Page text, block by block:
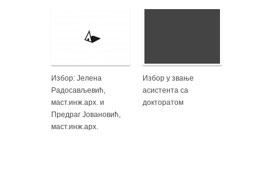
Избор: Јелена
Радосављевић,
маст.инж.арх. и
Предраг Јовановић,
маст.инж.арх.
Избор у звање
асистента са
докторатом